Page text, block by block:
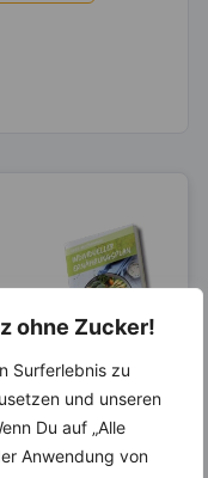
ohne Zucker!
Surferlebnis zu
und unseren
Du auf „Alle
Anwendung von